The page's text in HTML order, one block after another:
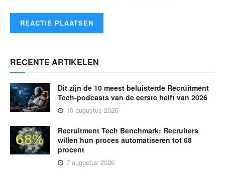
RECENTE ARTIKELEN
Dit zijn de 10 meest beluisterde Recruitment
Tech-podcasts van de eerste helft van 2026
10 augustus 2026
Recruitment Tech Benchmark: Recruiters
willen hun proces automatiseren tot 68
procent
7 augustus 2026